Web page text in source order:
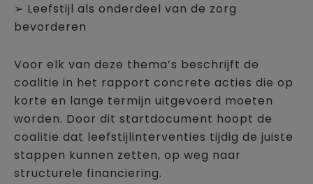
➢ Leefstijl als onderdeel van de zorg
bevorderen
Voor elk van deze thema’s beschrijft de
coalitie in het rapport concrete acties die op
korte en lange termijn uitgevoerd moeten
worden. Door dit startdocument hoopt de
coalitie dat leefstijlinterventies tijdig de juiste
stappen kunnen zetten, op weg naar
structurele financiering.